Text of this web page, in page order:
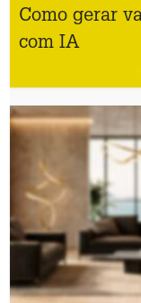
Como gerar
com IA